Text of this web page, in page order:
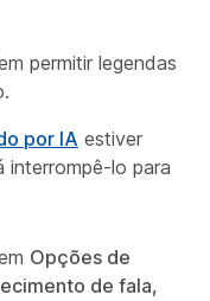
permitir legendas
por IA estiver
interrompê-lo para
Opções de
de fala,